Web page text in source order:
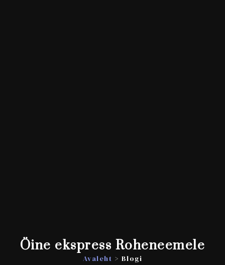
Öine ekspress Roheneemele
Avaleht > Blogi